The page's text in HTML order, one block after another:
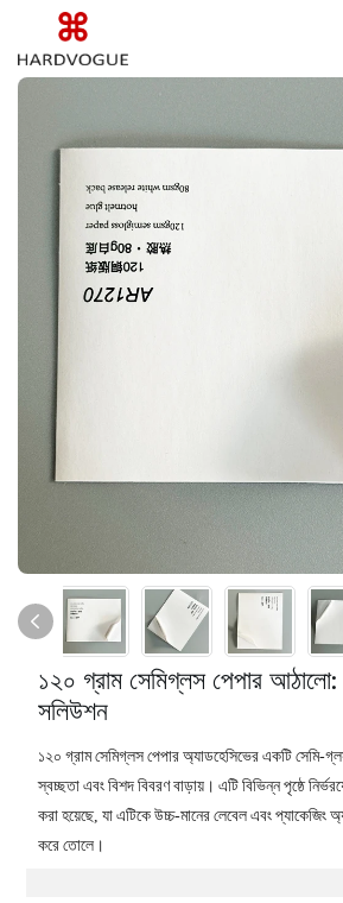
১২০ গ্রাম সেমিগ্লস পেপার আঠালো:
সলিউশন
১২০ গ্রাম সেমিগ্লস পেপার অ্যাডহেসিভের একটি সেমি-
স্বচ্ছতা এবং বিশদ বিবরণ বাড়ায়। এটি বিভিন্ন পৃষ্ঠে
করা হয়েছে, যা এটিকে উচ্চ-মানের লেবেল এবং
করে তোলে।